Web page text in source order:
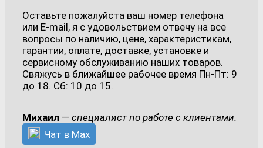
Оставьте пожалуйста ваш номер телефона
или E-mail, я с удовольствием отвечу на все
вопросы по наличию, цене, характеристикам,
гарантии, оплате, доставке, установке и
сервисному обслуживанию наших товаров.
Свяжусь в ближайшее рабочее время Пн-Пт: 9
до 18. Сб: 10 до 15.
Михаил — специалист по работе с клиентами.
Чат в Max